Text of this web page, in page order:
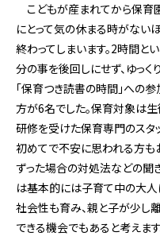
こどもが産まれてから保育
にとって気の休まる時がない
終わってしまいます。2時間と
分の事を後回しにせず、ゆっ
「保育つき読書の時間」への
方が6名でした。保育対象は
研修を受けた保育専門のスタ
初めてで不安に思われる方も
ずった場合の対処法などの聞
は基本的には子育て中の大人
社会性も育み、親と子が少し
できる機会でもあると考えます